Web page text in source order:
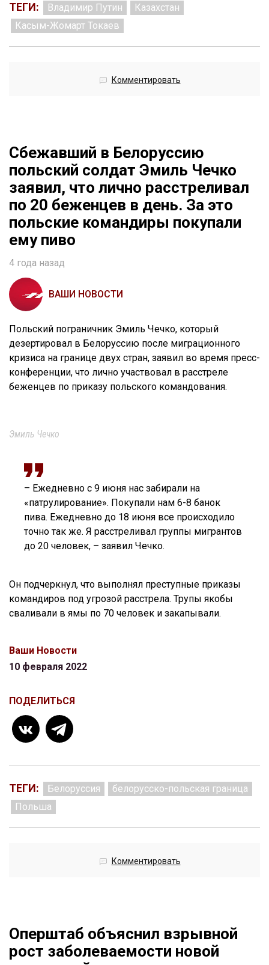
ТЕГИ: Владимир Путин
Казахстан
Касым-Жомарт Токаев
Комментировать
Сбежавший в Белоруссию
польский солдат Эмиль Чечко
заявил, что лично расстреливал
по 20 беженцев в день. За это
польские командиры покупали
ему пиво
4 года назад
ВАШИ НОВОСТИ
Польский пограничник Эмиль Чечко, который
дезертировал в Белоруссию после миграционного
кризиса на границе двух стран, заявил во время пресс-
конференции, что лично участвовал в расстреле
беженцев по приказу польского командования.
Эмиль Чечко
– Ежедневно с 9 июня нас забирали на
«патрулирование». Покупали нам 6-8 банок
пива. Ежедневно до 18 июня все происходило
точно так же. Я расстреливал группы мигрантов
до 20 человек, – заявил Чечко.
Он подчеркнул, что выполнял преступные приказы
командиров под угрозой расстрела. Трупы якобы
сваливали в ямы по 70 человек и закапывали.
Ваши Новости
10 февраля 2022
ПОДЕЛИТЬСЯ
ТЕГИ: Белоруссия
белорусско-польская граница
Польша
Комментировать
Оперштаб объяснил взрывной
рост заболеваемости новой